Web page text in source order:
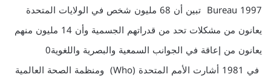
Bureau 1997 تبين أن 68 مليون شخص في الولايات المتحدة
يعانون من مشكلات تحد من قدراتهم الجسمية وأن 14 مليون منهم
يعانون من إعاقة في الجوانب السمعية والبصرية واللغوية0
في 1981 أشارت الأمم المتحدة (Who) ومنظمة الصحة العالمية